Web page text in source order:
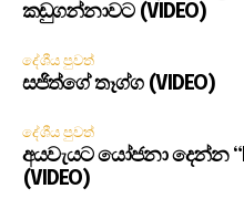
කඩුගන්නාවට (VIDEO)
දේශීය පුවත්
සජිත්ගේ තෑග්ග (VIDEO)
දේශීය පුවත්
අයවැයට යෝජනා දෙන්න
(VIDEO)